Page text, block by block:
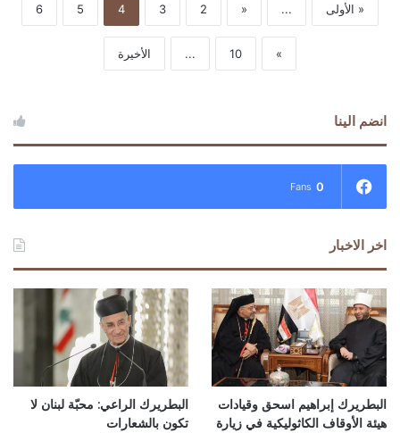
« الأولى ...
«
2
3
4
5
6
»
10
... الأخيرة
انضم الينا
0
Fans
اخر الاخبار
البطريرك إبراهيم اسحق وقيادات
هيئة الأوقاف الكاثوليكية في زيارة
البطريرك الراعي: محبّة لبنان لا
تكون بالشعارات